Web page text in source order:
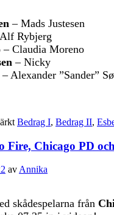
– Mads Justesen
Rybjerg
– Claudia Moreno
– Nicky
– Alexander ”Sander”
Bedrag I, Bedrag II,
Fire, Chicago PD
avAnnika
skådespelarna från